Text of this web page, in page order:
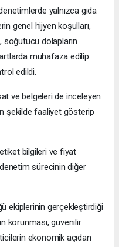
yalnızca gıda
genel hijyen koşulları,
dolapların
muhafaza edilip
edildi.
ve belgeleri de inceleyen
şekilde faaliyet gösterip
bilgileri ve fiyat
sürecinin diğer
ekiplerinin gerçekleştirdiği
korunması, güvenilir
ekonomik açıdan